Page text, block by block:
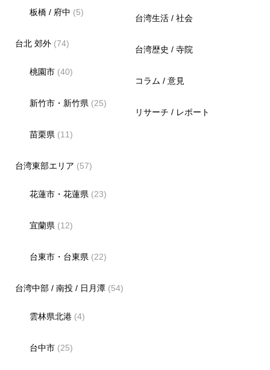
板橋 / 府中 (5)
台北 郊外(74)
桃園市 (40)
新竹市・新竹県 (25)
苗栗県 (11)
台湾東部エリア (57)
花蓮市・花蓮県 (23)
宜蘭県 (12)
台東市・台東県 (22)
台湾中部 / 南投 / 日月潭(54)
雲林県北港 (4)
台中市 (25)
台湾生活 / 社会
台湾歴史 / 寺院
コラム / 意見
リサーチ / レポート